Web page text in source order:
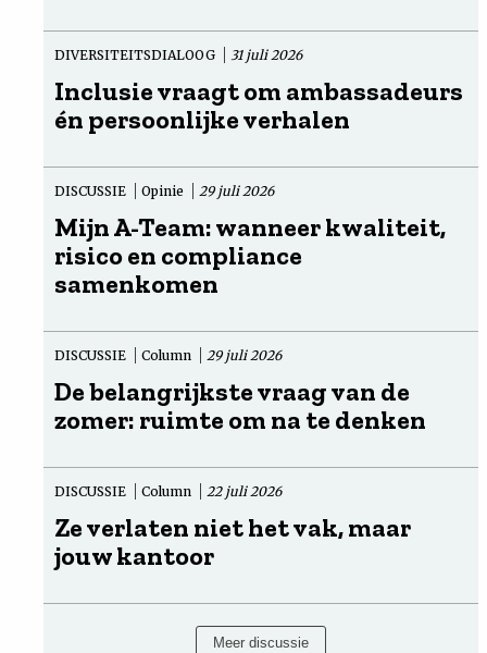
DIVERSITEITSDIALOOG 31 juli 2026
Inclusie vraagt om ambassadeurs
én persoonlijke verhalen
DISCUSSIE Opinie 29 juli 2026
Mijn A-Team: wanneer kwaliteit,
risico en compliance
samenkomen
DISCUSSIE Column 29 juli 2026
De belangrijkste vraag van de
zomer: ruimte om na te denken
DISCUSSIE Column 22 juli 2026
Ze verlaten niet het vak, maar
jouw kantoor
Meer discussie